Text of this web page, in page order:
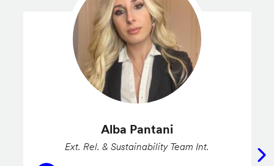
Alba Pantani
Ext. Rel. & Sustainability Team Int.